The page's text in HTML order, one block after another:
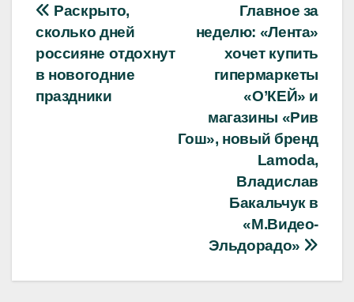
Навигация
по
записям
Главное за
неделю: «Лента»
хочет купить
гипермаркеты
«О’КЕЙ» и
магазины «Рив
Гош», новый бренд
Lamoda,
Владислав
Бакальчук в
«М.Видео-
Эльдорадо»
Раскрыто,
сколько дней
россияне отдохнут
в новогодние
праздники